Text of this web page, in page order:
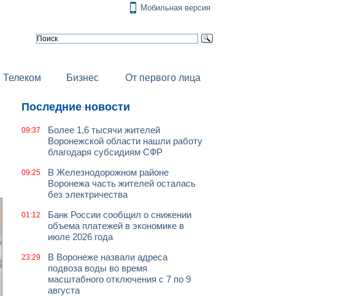
Мобильная версия
Телеком Бизнес От первого лица
Последние новости
09:37
Более 1,6 тысячи жителей
Воронежской области нашли работу
благодаря субсидиям СФР
09:25
В Железнодорожном районе
Воронежа часть жителей осталась
без электричества
01:12
Банк России сообщил о снижении
объема платежей в экономике в
июле 2026 года
23:29
В Воронеже назвали адреса
подвоза воды во время
масштабного отключения с 7 по 9
августа